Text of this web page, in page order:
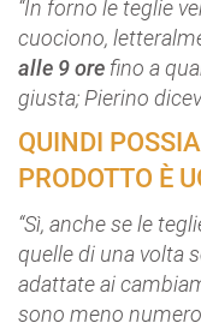
“In forno le teglie
cuociono,
alle 9 ore fino a
giusta; Pierino
QUINDI
PRODOTTO È
“Sì, anche se le
quelle di una volta
adattate ai
sono meno